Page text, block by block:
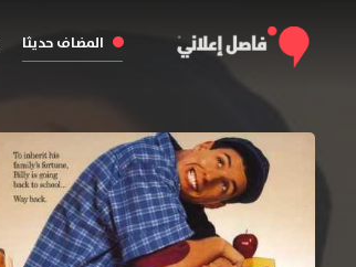
المضاف حديثا